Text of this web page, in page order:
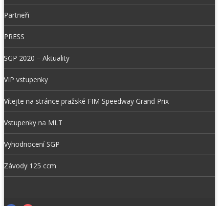
Partneři
PRESS
SGP 2020 – Aktuality
VIP vstupenky
Vítejte na stránce pražské FIM Speedway Grand Prix
Vstupenky na MLT
Vyhodnocení SGP
Závody 125 ccm